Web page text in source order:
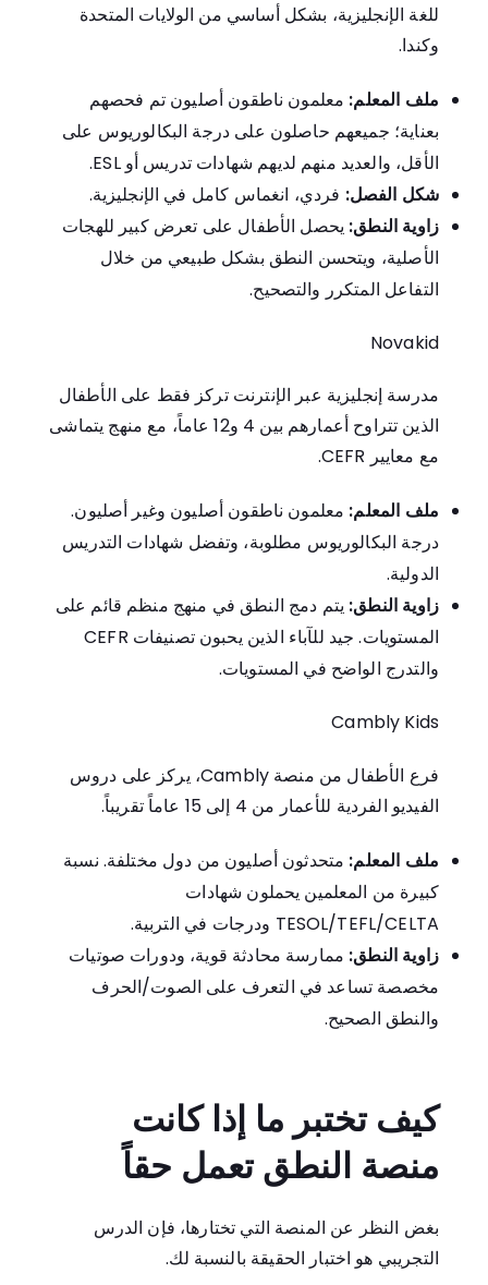
للغة الإنجليزية، بشكل أساسي من الولايات المتحدة
وكندا.
ملف المعلم: معلمون ناطقون أصليون تم فحصهم
بعناية؛ جميعهم حاصلون على درجة البكالوريوس على
الأقل، والعديد منهم لديهم شهادات تدريس أو ESL.
شكل الفصل: فردي، انغماس كامل في الإنجليزية.
زاوية النطق: يحصل الأطفال على تعرض كبير للهجات
الأصلية، ويتحسن النطق بشكل طبيعي من خلال
التفاعل المتكرر والتصحيح.
Novakid
مدرسة إنجليزية عبر الإنترنت تركز فقط على الأطفال
الذين تتراوح أعمارهم بين 4 و12 عاماً، مع منهج يتماشى
مع معايير CEFR.
ملف المعلم: معلمون ناطقون أصليون وغير أصليون.
درجة البكالوريوس مطلوبة، وتفضل شهادات التدريس
الدولية.
زاوية النطق: يتم دمج النطق في منهج منظم قائم على
المستويات. جيد للآباء الذين يحبون تصنيفات CEFR
والتدرج الواضح في المستويات.
Cambly Kids
فرع الأطفال من منصة Cambly، يركز على دروس
الفيديو الفردية للأعمار من 4 إلى 15 عاماً تقريباً.
ملف المعلم: متحدثون أصليون من دول مختلفة. نسبة
كبيرة من المعلمين يحملون شهادات
TESOL/TEFL/CELTA ودرجات في التربية.
زاوية النطق: ممارسة محادثة قوية، ودورات صوتيات
مخصصة تساعد في التعرف على الصوت/الحرف
والنطق الصحيح.
كيف تختبر ما إذا كانت
منصة النطق تعمل حقاً
بغض النظر عن المنصة التي تختارها، فإن الدرس
التجريبي هو اختبار الحقيقة بالنسبة لك.